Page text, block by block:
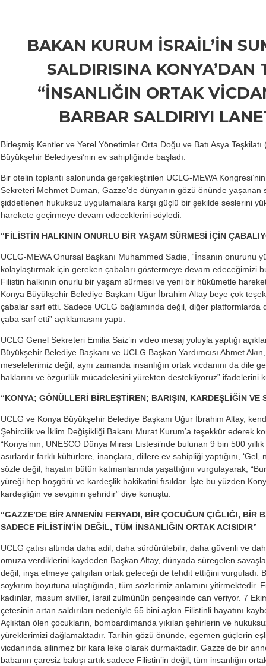
BAKAN KURUM İSRAİL’İN
SALDIRISINA KONYA’DAN
“İNSANLIĞIN ORTAK
BARBAR SALDIRIYI
Birleşmiş Kentler ve Yerel Yönetimler Orta Doğu ve Batı Asya
Büyükşehir Belediyesi’nin ev sahipliğinde başladı.
Bir otelin toplantı salonunda gerçekleştirilen UCLG-MEWA
Sekreteri Mehmet Duman, Gazze’de dünyanın gözü önünde yaşanan
şiddetlenen hukuksuz uygulamalara karşı güçlü bir şekilde seslerini
harekete geçirmeye devam edeceklerini söyledi.
“FİLİSTİN HALKININ ONURLU BİR YAŞAM SÜRMESİ İÇİN
UCLG-MEWA Onursal Başkanı Muhammed Sadie, “İnsanın onurunu
kolaylaştırmak için gereken çabaları göstermeye devam edeceğimizi
Filistin halkının onurlu bir yaşam sürmesi ve yeni bir hükümetle
Konya Büyükşehir Belediye Başkanı Uğur İbrahim Altay beye çok
çabalar sarf etti. Sadece UCLG bağlamında değil, diğer
çaba sarf etti” açıklamasını yaptı.
UCLG Genel Sekreteri Emilia Saiz’in video mesaj yoluyla yaptığı
Büyükşehir Belediye Başkanı ve UCLG Başkan Yardımcısı Ahmet
meselelerimiz değil, aynı zamanda insanlığın ortak vicdanını da dile
haklarını ve özgürlük mücadelesini yürekten destekliyoruz” ifadelerini
“KONYA; GÖNÜLLERİ BİRLEŞTİREN; BARIŞIN, KARDEŞLİĞİN VE
UCLG ve Konya Büyükşehir Belediye Başkanı Uğur İbrahim Altay,
Şehircilik ve İklim Değişikliği Bakanı Murat Kurum’a teşekkür ederek
“Konya’nın, UNESCO Dünya Mirası Listesi’nde bulunan 9 bin 500
asırlardır farklı kültürlere, inançlara, dillere ev sahipliği yaptığını, ‘Gel,
sözle değil, hayatın bütün katmanlarında yaşattığını vurgulayarak,
yüreği hep hoşgörü ve kardeşlik hakikatini fısıldar. İşte bu yüzden
kardeşliğin ve sevginin şehridir” diye konuştu.
“GAZZE’DE BİR ANNENİN FERYADI, BİR ÇOCUĞUN ÇIĞLIĞI, BİR
SADECE FİLİSTİN’İN DEĞİL, TÜM İNSANLIĞIN ORTAK ACISIDIR”
UCLG çatısı altında daha adil, daha sürdürülebilir, daha güvenli ve
omuza verdiklerini kaydeden Başkan Altay, dünyada süregelen
değil, inşa etmeye çalışılan ortak geleceği de tehdit ettiğini vurguladı.
soykırım boyutuna ulaştığında, tüm sözlerimiz anlamını yitirmektedir.
kadınlar, masum siviller, İsrail zulmünün pençesinde can veriyor. 7
çetesinin artan saldırıları nedeniyle 65 bini aşkın Filistinli hayatını
Açlıktan ölen çocukların, bombardımanda yıkılan şehirlerin ve
yüreklerimizi dağlamaktadır. Tarihin gözü önünde, egemen güçlerin
vicdanında silinmez bir kara leke olarak durmaktadır. Gazze’de bir
babanın çaresiz bakışı artık sadece Filistin’in değil, tüm insanlığın